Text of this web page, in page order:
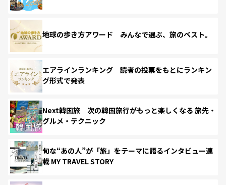
地球の歩き方アワード みんなで選ぶ、旅のベスト。
エアラインランキング 読者の投票をもとにランキン
グ形式で発表
Next韓国旅 次の韓国旅行がもっと楽しくなる 旅先・
グルメ・テクニック
旬な“あの人”が「旅」をテーマに語るインタビュー連
載 MY TRAVEL STORY